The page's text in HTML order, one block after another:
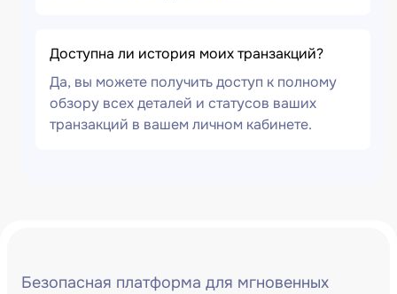
Доступна ли история моих транзакций?
Да, вы можете получить доступ к полному
обзору всех деталей и статусов ваших
транзакций в вашем личном кабинете.
Безопасная платформа для мгновенных